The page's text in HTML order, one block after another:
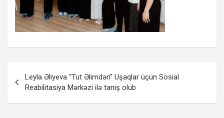
naviqasiyası
Leyla Əliyeva “Tut Əlimdən” Uşaqlar üçün Sosial
Reabilitasiya Mərkəzi ilə tanış olub